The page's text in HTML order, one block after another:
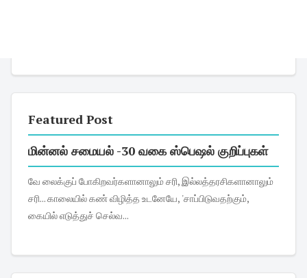
Featured Post
மின்னல் சமையல் -30 வகை ஸ்பெஷல் குறிப்புகள்
வே லைக்குப் போகிறவர்களானாலும் சரி, இல்லத்தரசிகளானாலும்
சரி... காலையில் கண் விழித்த உடனேயே, 'சாப்பிடுவதற்கும்,
கையில் எடுத்துச் செல்வ...